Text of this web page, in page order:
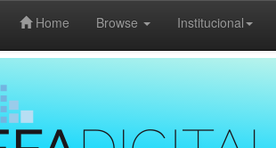
Home Browse Institucional